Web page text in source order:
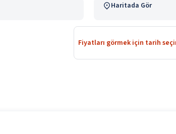
Haritada Gör
Fiyatları görmek için tarih